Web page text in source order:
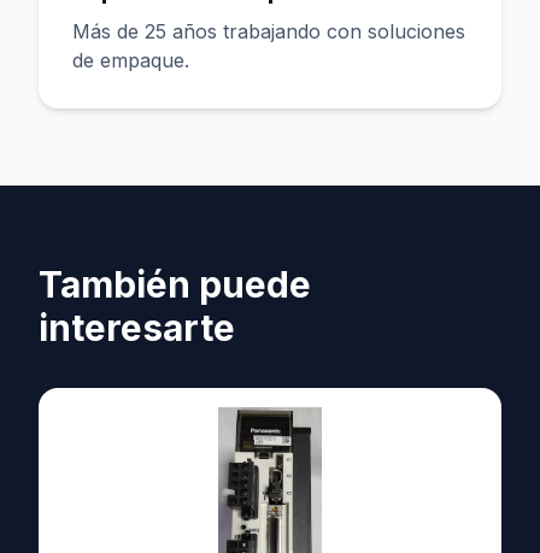
Más de 25 años trabajando con soluciones
de empaque.
También puede
interesarte